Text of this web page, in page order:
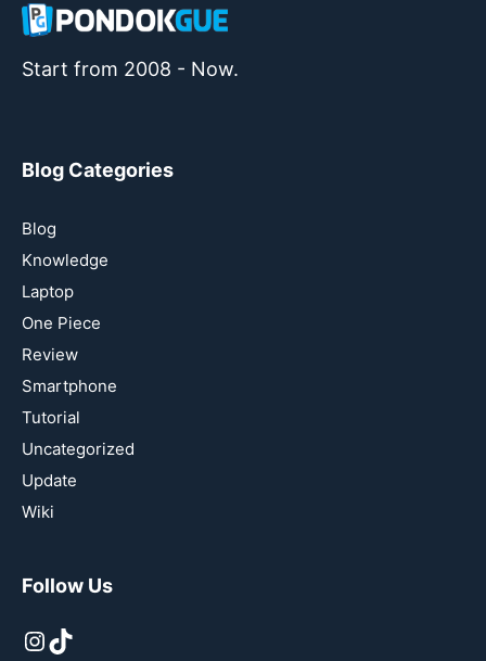
Start from 2008 - Now.
Blog Categories
Blog
Knowledge
Laptop
One Piece
Review
Smartphone
Tutorial
Uncategorized
Update
Wiki
Follow Us
Instagram
TikTok